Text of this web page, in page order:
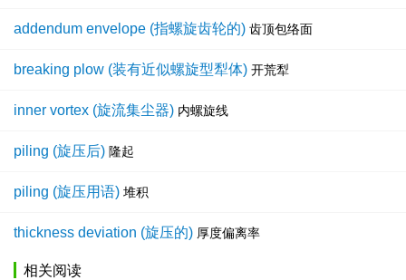
addendum envelope (指螺旋齿轮的) 齿顶包络面
breaking plow (装有近似螺旋型犁体) 开荒犁
inner vortex (旋流集尘器) 内螺旋线
piling (旋压后) 隆起
piling (旋压用语) 堆积
thickness deviation (旋压的) 厚度偏离率
相关阅读